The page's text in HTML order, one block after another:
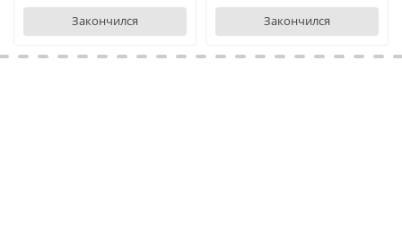
Закончился Закончился